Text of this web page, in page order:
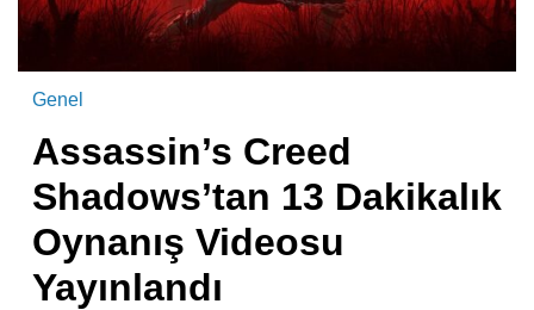
Genel
Assassin’s Creed
Shadows’tan 13 Dakikalık
Oynanış Videosu
Yayınlandı